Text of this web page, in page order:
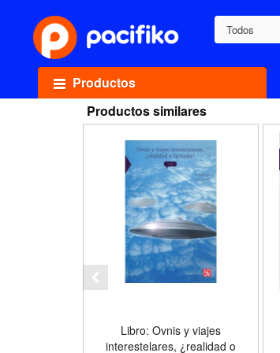
Todos
Productos
Productos similares
Libro: Ovnis y viajes
interestelares, ¿realidad o